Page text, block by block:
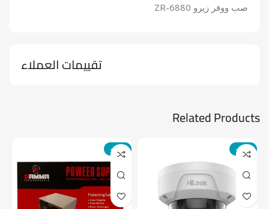
صب ووفر زيرو ZR-6880
تقييمات العملاء
Related Products
-24%
-14%